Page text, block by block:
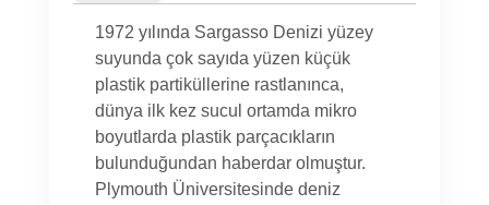
1972 yılında Sargasso Denizi yüzey
suyunda çok sayıda yüzen küçük
plastik partiküllerine rastlanınca,
dünya ilk kez sucul ortamda mikro
boyutlarda plastik parçacıkların
bulunduğundan haberdar olmuştur.
Plymouth Üniversitesinde deniz